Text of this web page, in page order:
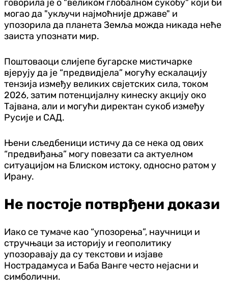
говорила је о "великом глобалном сукобу" који би
могао да "укључи најмоћније државе" и
упозорила да планета Земља можда никада неће
заиста упознати мир.
Поштоваоци слијепе бугарске мистичарке
вјерују да је “предвидјела” могућу ескалацију
тензија између великих свјетских сила, током
2026, затим потенцијалну кинеску акцију око
Тајвана, али и могући директан сукоб између
Русије и САД.
Њени сљедбеници истичу да се нека од ових
“предвиђања” могу повезати са актуелном
ситуацијом на Блиском истоку, односно ратом у
Ирану.
Не постоје потврђени докази
Иако се тумаче као “упозорења”, научници и
стручњаци за историју и геополитику
упозоравају да су текстови и изјаве
Нострадамуса и Баба Ванге често нејасни и
симболични.